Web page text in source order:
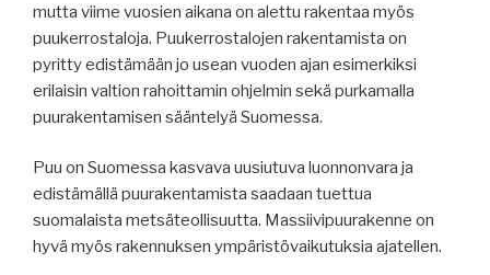
mutta viime vuosien aikana on alettu rakentaa myös
puukerrostaloja. Puukerrostalojen rakentamista on
pyritty edistämään jo usean vuoden ajan esimerkiksi
erilaisin valtion rahoittamin ohjelmin sekä purkamalla
puurakentamisen sääntelyä Suomessa.
Puu on Suomessa kasvava uusiutuva luonnonvara ja
edistämällä puurakentamista saadaan tuettua
suomalaista metsäteollisuutta. Massiivipuurakenne on
hyvä myös rakennuksen ympäristövaikutuksia ajatellen.